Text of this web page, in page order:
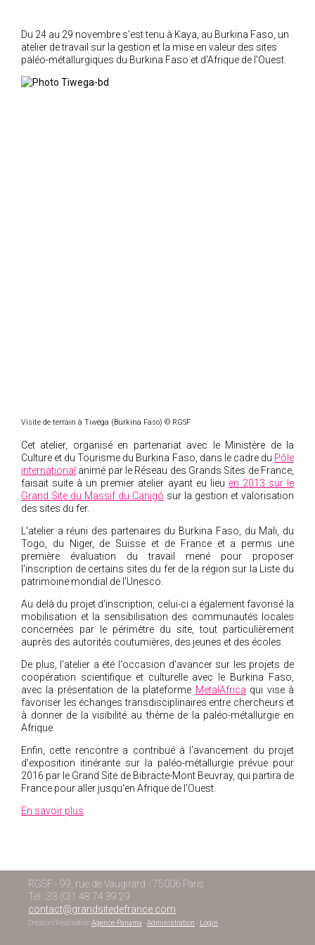
2017
2016
2015
Du 24 au 29 novembre s'est tenu à Kaya, au Burkina Faso, un
atelier de travail sur la gestion et la mise en valeur des sites
paléo-métallurgiques du Burkina Faso et d'Afrique de l'Ouest.
Visite de terrain à Tiwèga (Burkina Faso) © RGSF
Cet atelier, organisé en partenariat avec le Ministère de la
Culture et du Tourisme du Burkina Faso, dans le cadre du Pôle
international animé par le Réseau des Grands Sites de France,
faisait suite à un premier atelier ayant eu lieu en 2013 sur le
Grand Site du Massif du Canigó sur la gestion et valorisation
des sites du fer.
L'atelier a réuni des partenaires du Burkina Faso, du Mali, du
Togo, du Niger, de Suisse et de France et a permis une
première évaluation du travail mené pour proposer
l'inscription de certains sites du fer de la région sur la Liste du
patrimoine mondial de l'Unesco.
Au delà du projet d'inscription, celui-ci a également favorisé la
mobilisation et la sensibilisation des communautés locales
concernées par le périmètre du site, tout particulièrement
auprès des autorités coutumières, des jeunes et des écoles.
De plus, l'atelier a été l'occasion d'avancer sur les projets de
coopération scientifique et culturelle avec le Burkina Faso,
avec la présentation de la plateforme MetalAfrica qui vise à
favoriser les échanges transdisciplinaires entre chercheurs et
à donner de la visibilité au thème de la paléo-métallurgie en
Afrique.
Enfin, cette rencontre a contribué à l'avancement du projet
d'exposition itinérante sur la paléo-métallurgie prévue pour
2016 par le Grand Site de Bibracte-Mont Beuvray, qui partira de
France pour aller jusqu'en Afrique de l'Ouest.
En savoir plus
RGSF - 99, rue de Vaugirard - 75006 Paris
Tél : 33 (0)1 48 74 39 29
contact@grandsitedefrance.com
Création/RéalisationAgence-Panama - Administration - Login